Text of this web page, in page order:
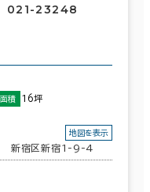
021-23248
積 16坪
新宿区新宿1-9-4
地図を表示